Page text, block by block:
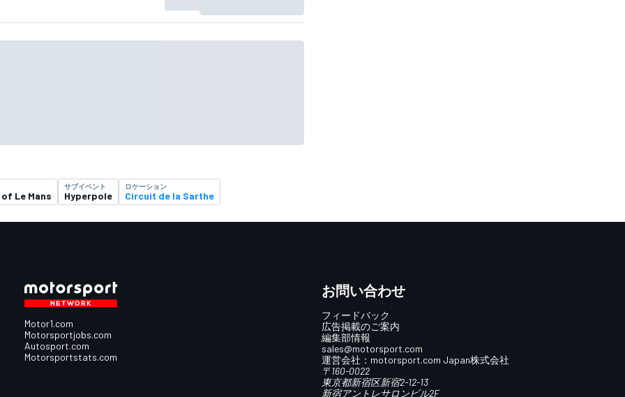
Le Mans
サブイベント
Hyperpole
ロケーション
Circuit de la Sarthe
Motor1.com
Motorsportjobs.com
Autosport.com
Motorsportstats.com
お問い合わせ
フィードバック
広告掲載のご案内
編集部情報
sales@motorsport.com
運営会社： motorsport.com Japan株式会社
〒160-0022
東京都新宿区新宿2-12-13
新宿アントレサロンビル2F